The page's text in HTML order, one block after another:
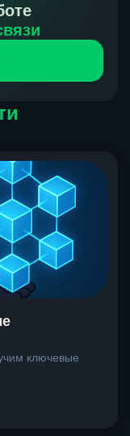
части
является
в онлайн-
ключевые